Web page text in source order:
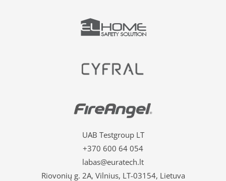
UAB Testgroup LT
+370 600 64 054
labas@euratech.lt
Riovonių g. 2A, Vilnius, LT-03154, Lietuva